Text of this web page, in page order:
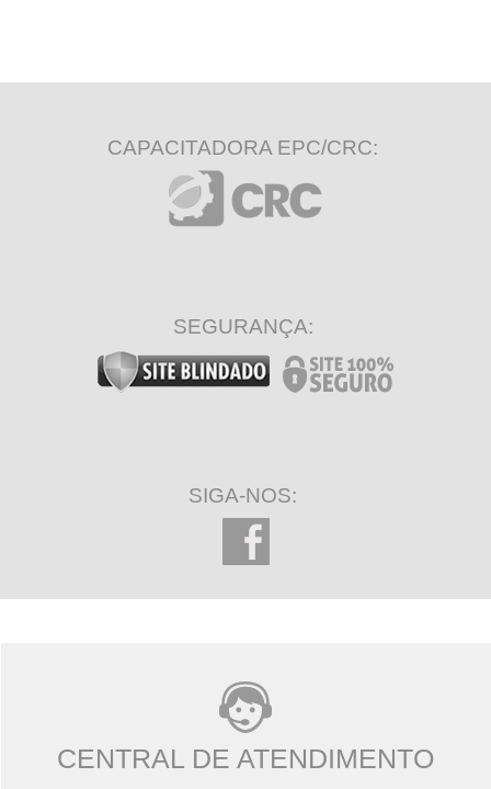
CAPACITADORA EPC/CRC:
SEGURANÇA:
SIGA-NOS:
CENTRAL DE ATENDIMENTO